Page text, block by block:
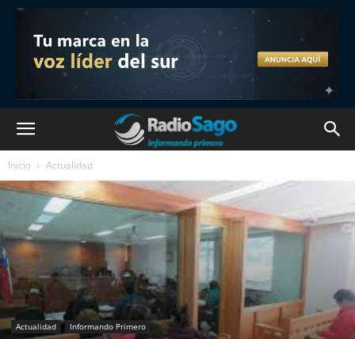
Inicio Actualidad
Actualidad Informando Primero